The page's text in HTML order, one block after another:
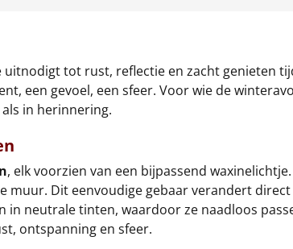
tot rust, reflectie en zacht genieten
een gevoel, een sfeer. Voor wie de
in herinnering.
, elk voorzien van een bijpassend
Dit eenvoudige gebaar verandert
neutrale tinten, waardoor ze naadloos
ontspanning en sfeer.